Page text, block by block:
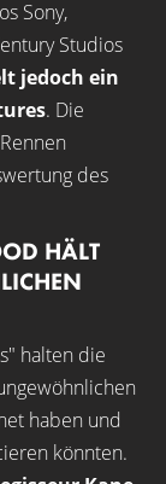
Sony,
Studios
jedoch ein
. Die
des
HÄLT
halten die
haben und
könnten.